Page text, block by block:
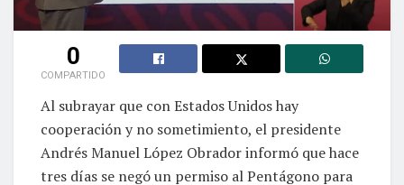
0
COMPARTIDO
Al subrayar que con Estados Unidos hay
cooperación y no sometimiento, el presidente
Andrés Manuel López Obrador informó que hace
tres días se negó un permiso al Pentágono para